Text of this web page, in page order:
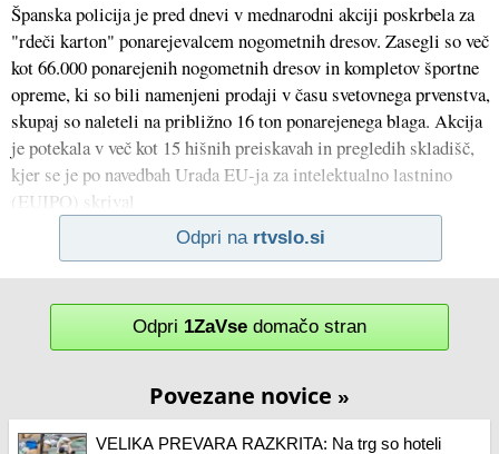
Španska policija je pred dnevi v mednarodni akciji poskrbela za
"rdeči karton" ponarejevalcem nogometnih dresov. Zasegli so več
kot 66.000 ponarejenih nogometnih dresov in kompletov športne
opreme, ki so bili namenjeni prodaji v času svetovnega prvenstva,
skupaj so naleteli na približno 16 ton ponarejenega blaga. Akcija
je potekala v več kot 15 hišnih preiskavah in pregledih skladišč,
kjer se je po navedbah Urada EU-ja za intelektualno lastnino
(EUIPO) skrival
Odpri na rtvslo.si
Odpri 1ZaVse domačo stran
Povezane novice »
VELIKA PREVARA RAZKRITA: Na trg so hoteli